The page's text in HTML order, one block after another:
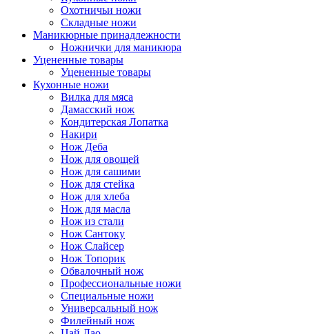
Охотничьи ножи
Складные ножи
Маникюрные принадлежности
Ножнички для маникюра
Уцененные товары
Уцененные товары
Кухонные ножи
Вилка для мяса
Дамасский нож
Кондитерская Лопатка
Накири
Нож Деба
Нож для овощей
Нож для сашими
Нож для стейка
Нож для хлеба
Нож для масла
Нож из стали
Нож Сантоку
Нож Слайсер
Нож Топорик
Обвалочный нож
Профессиональные ножи
Специальные ножи
Универсальный нож
Филейный нож